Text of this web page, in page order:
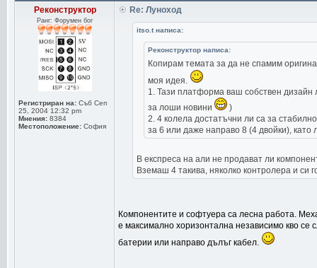
Реконструктор
Ранг: Форумен бог
Регистриран на: Съб Сеп
25, 2004 12:32 pm
Мнения: 8384
Местоположение: София
Re: Луноход
itso.t написа:
Реконструктор написа:
Копирам темата за да не спамим
моя идея.
1. Тази платформа ваш собствен дизайн
за лоши новини
)
2. 4 колела достатъчни ли са за
за 6 или даже направо 8 (4 двойки), като
В експреса на али не продават ли
Вземаш 4 такива, няколко контролера и си
Компонентите и софтуера са лесна работа.
е максимално хоризонтална независимо кво се
батерии или направо дълъг кабел.